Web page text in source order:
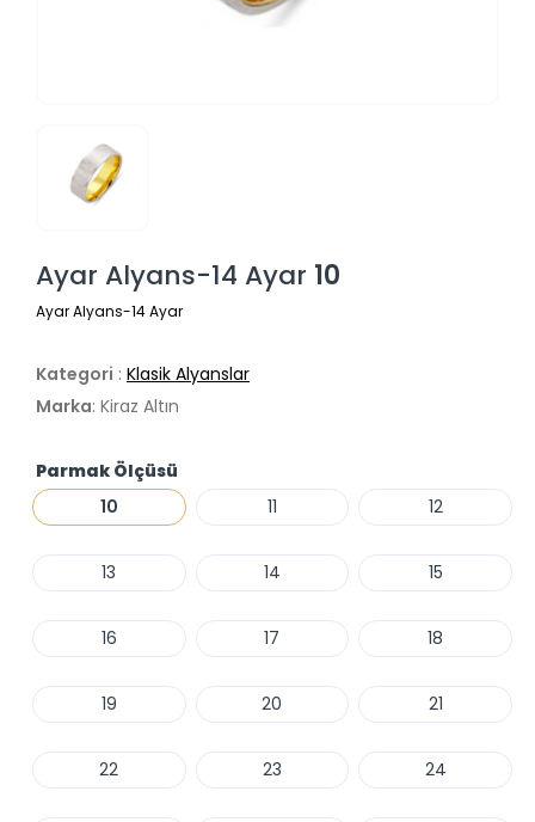
Ayar Alyans-14 Ayar 10
Ayar Alyans-14 Ayar
Kategori : Klasik Alyanslar
Marka: Kiraz Altın
Parmak Ölçüsü
10
11 12
13 14 15
16 17 18
19 20 21
22 23 24